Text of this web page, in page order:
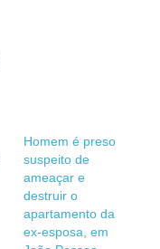
Homem é preso
suspeito de
ameaçar e
destruir o
apartamento da
ex-esposa, em